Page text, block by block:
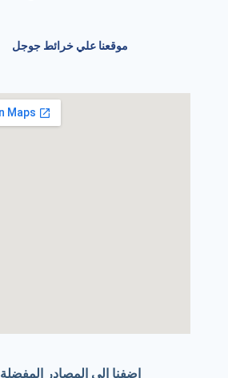
موقعنا علي خرائط جوجل
اضفنا الي المصادر المفضلة